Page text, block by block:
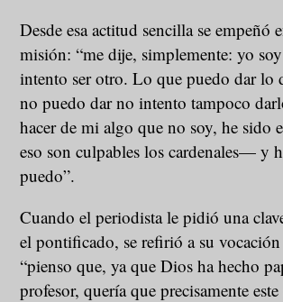
Desde esa actitud sencilla se empeñó
misión: “me dije, simplemente: yo
intento ser otro. Lo que puedo dar lo
no puedo dar no intento tampoco
hacer de mi algo que no soy, he
eso son culpables los cardenales— y
puedo”.
Cuando el periodista le pidió una
el pontificado, se refirió a su vocación
“pienso que, ya que Dios ha hecho
profesor, quería que precisamente